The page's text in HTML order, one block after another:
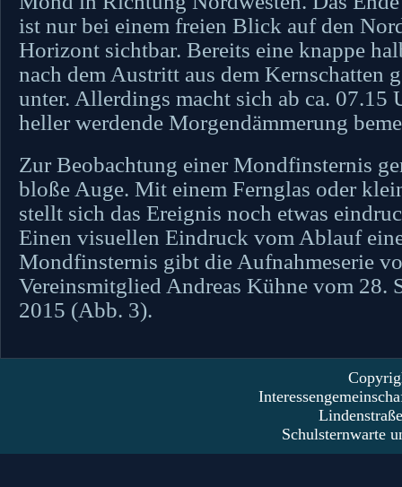
ist nur bei einem freien Blick auf den
Horizont sichtbar. Bereits eine knappe
nach dem Austritt aus dem Kernschatten
unter. Allerdings macht sich ab ca. 07.15
heller werdende Morgendämmerung
Zur Beobachtung einer Mondfinsternis
bloße Auge. Mit einem Fernglas oder
stellt sich das Ereignis noch etwas
Einen visuellen Eindruck vom Ablauf
Mondfinsternis gibt die Aufnahmeserie
Vereinsmitglied Andreas Kühne vom 28.
2015 (Abb. 3).
Schulsternwarte